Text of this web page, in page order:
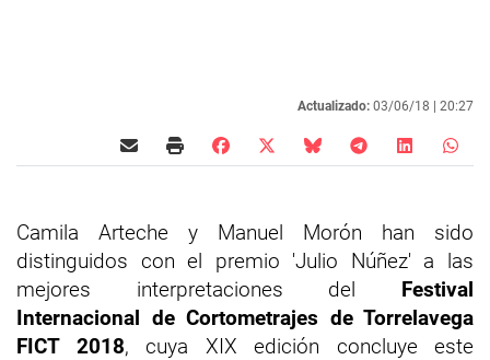
Actualizado: 03/06/18 | 20:27
Camila Arteche y Manuel Morón han sido
distinguidos con el premio 'Julio Núñez' a las
mejores interpretaciones del Festival
Internacional de Cortometrajes de Torrelavega
FICT 2018, cuya XIX edición concluye este